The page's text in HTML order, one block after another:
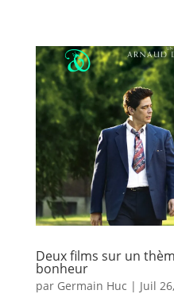
Deux films sur un
bonheur
par Germain Huc | Juil